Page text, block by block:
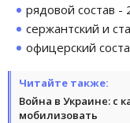
рядовой состав -
сержантский и
офицерский
Читайте также:
Война в Украине: с
мобилизовать